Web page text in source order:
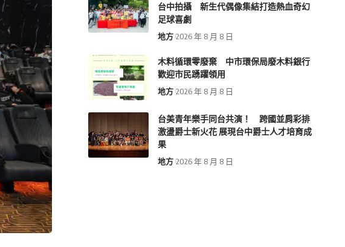
台中拍攝 新生代偶像集結打造熱血奇幻
足球喜劇
地方 2026 年 8 月 8 日
木料循環零廢棄 中市環保局廢木料銀行
歡迎市民踴躍領用
地方 2026 年 8 月 8 日
台美青年樂手同台共演！ 跨國並肩彩排
激盪爵士新火花 展現台中爵士人才培育成
果
地方 2026 年 8 月 8 日